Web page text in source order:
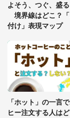
グ
「
人驚
「
っ
を求
よそう、つぐ、盛
境界線はどこ？「
付け」表現マップ
「ホット」の一言
ヒー注文する人は